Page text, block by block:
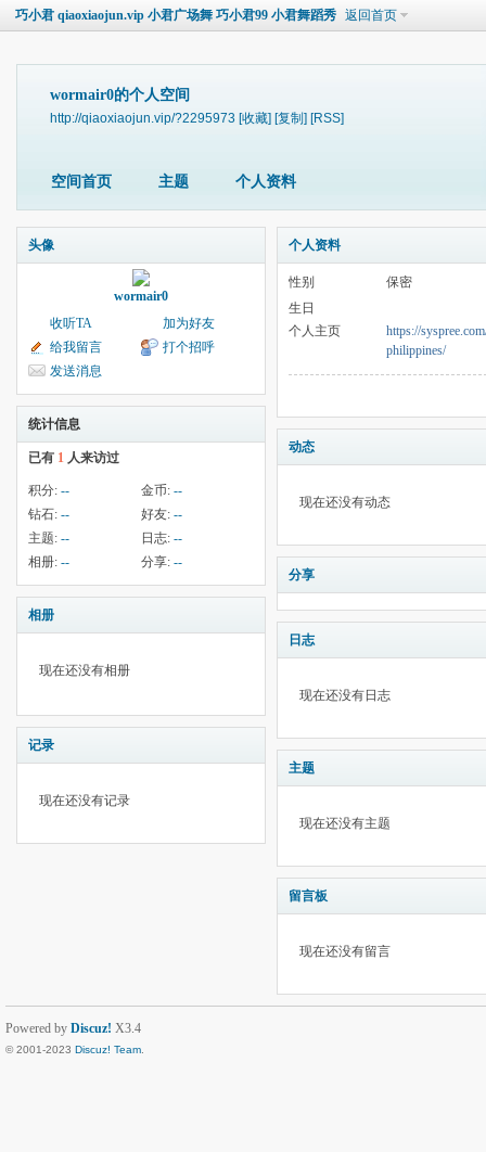
巧小君 qiaoxiaojun.vip 小君广场舞 巧小君99 小君舞蹈秀 返回首页
wormair0的个人空间
http://qiaoxiaojun.vip/?2295973 [收藏] [复制] [RSS]
空间首页 主题 个人资料
头像
wormair0
收听TA
加为好友
给我留言
打个招呼
发送消息
统计信息
已有 1 人来访过
积分: -- 金币: --
钻石: -- 好友: --
主题: -- 日志: --
相册: -- 分享: --
相册
现在还没有相册
记录
现在还没有记录
个人资料
性别
保密
生日
个人主页
https://
philippines/
动态
现在还没有动态
分享
日志
现在还没有日志
主题
现在还没有主题
留言板
现在还没有留言
Powered by Discuz! X3.4
© 2001-2023 Discuz! Team